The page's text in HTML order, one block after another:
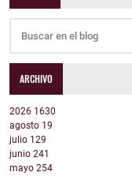
ARCHIVO
2026 1630
agosto 19
julio 129
junio 241
mayo 254